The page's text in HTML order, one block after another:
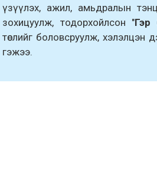
үзүүлэх, ажил, амьдралын
зохицуулж, тодорхойлсон "Гэр
төслийг боловсруулж, хэлэлцэн
гэжээ.